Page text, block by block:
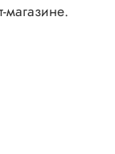
магазине.